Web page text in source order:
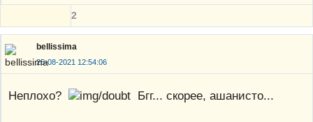
2
bellissima
25-08-2021 12:54:06
Неплохо? Бгг... скорее, ашанисто...